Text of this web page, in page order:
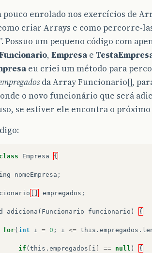
pouco enrolado nos exercícios de
criar Arrays e como percorre-
Possuo um pequeno código com
, Empresa e
eu criei um método para
da Array Funcionario[],
onde o novo funcionário que será
se estiver ele encontra o próximo
class Empresa {
nomeEmpresa ;
empregados ;
adiciona ( Funcionario funcionario ) {
for( int i = 0 ; i <= this . empregados .
if ( this . empregados i == null )
{